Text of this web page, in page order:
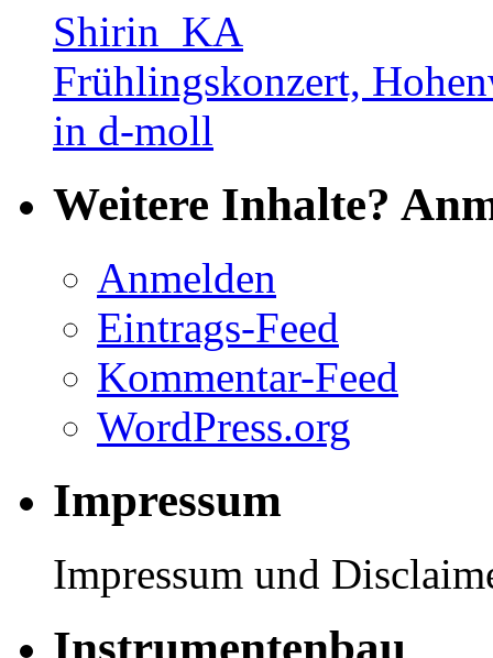
Shirin_KA
Frühlingskonzert,
in d-moll
Weitere Inhalte?
Anmelden
Eintrags-Feed
Kommentar-Feed
WordPress.org
Impressum
Impressum und
Instrumentenbau